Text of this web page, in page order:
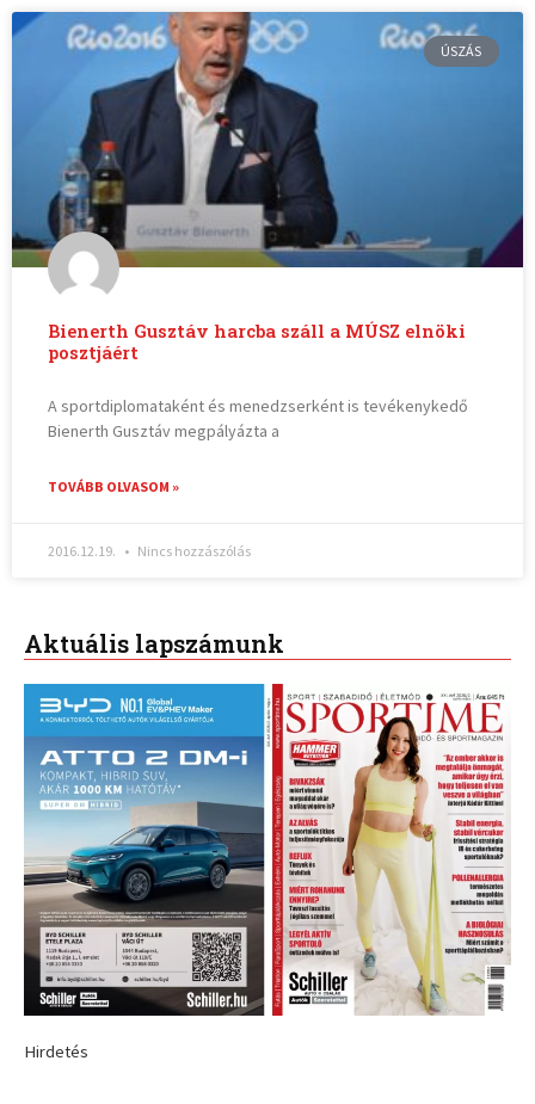
ÚSZÁS
Bienerth Gusztáv harcba száll a MÚSZ elnöki
posztjáért
A sportdiplomataként és menedzserként is tevékenykedő
Bienerth Gusztáv megpályázta a
TOVÁBB OLVASOM »
2016.12.19. Nincs hozzászólás
Aktuális lapszámunk
Hirdetés